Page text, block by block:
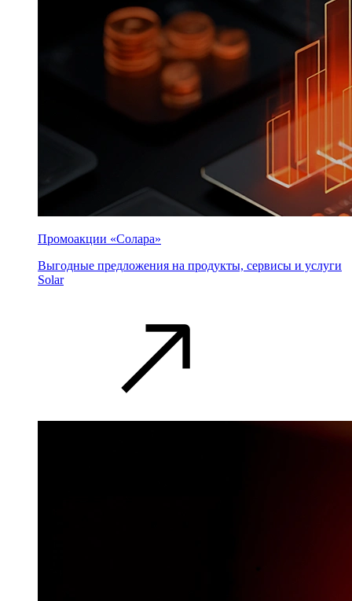
Промоакции «Солара»
Выгодные предложения на продукты, сервисы и услуги
Solar